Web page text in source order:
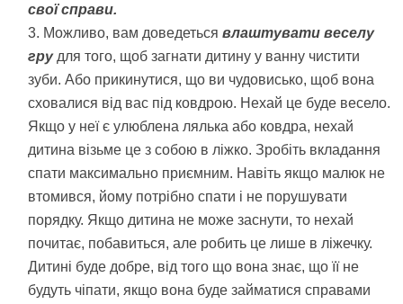
свої справи.
Можливо, вам доведеться влаштувати веселу
гру для того, щоб загнати дитину у ванну чистити
зуби. Або прикинутися, що ви чудовисько, щоб вона
сховалися від вас під ковдрою. Нехай це буде весело.
Якщо у неї є улюблена лялька або ковдра, нехай
дитина візьме це з собою в ліжко. Зробіть вкладання
спати максимально приємним. Навіть якщо малюк не
втомився, йому потрібно спати і не порушувати
порядку. Якщо дитина не може заснути, то нехай
почитає, побавиться, але робить це лише в ліжечку.
Дитині буде добре, від того що вона знає, що її не
будуть чіпати, якщо вона буде займатися справами